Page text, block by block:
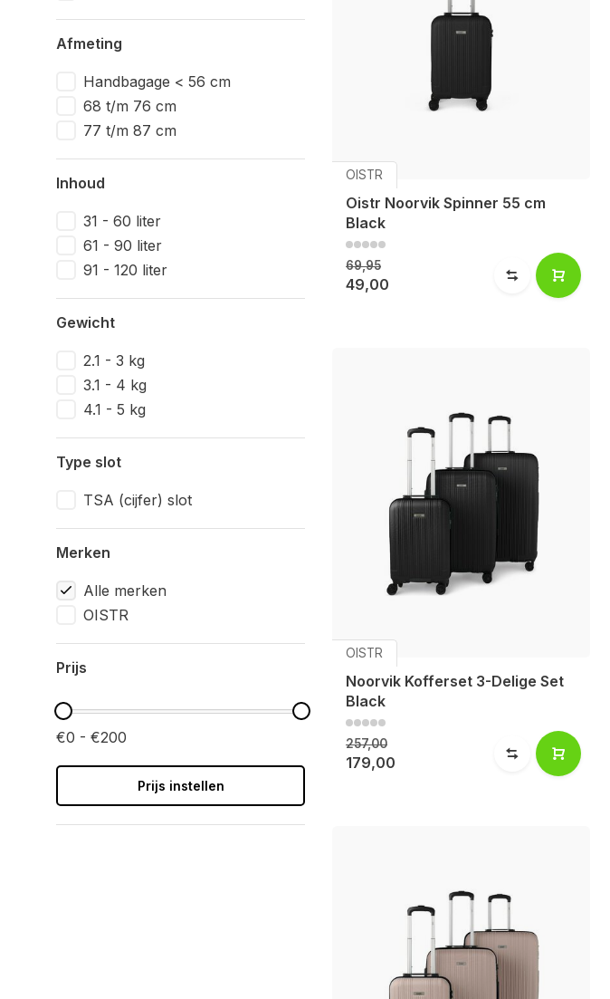
Afmeting
Handbagage < 56 cm
68 t/m 76 cm
77 t/m 87 cm
Inhoud
31 - 60 liter
61 - 90 liter
91 - 120 liter
Gewicht
2.1 - 3 kg
3.1 - 4 kg
4.1 - 5 kg
Type slot
TSA (cijfer) slot
Merken
Alle merken
OISTR
Prijs
€0 - €200
Prijs instellen
OISTR
Oistr Noorvik Spinner 55 cm
Black
69,95
49,00
OISTR
Noorvik Kofferset 3-Delige Set
Black
257,00
179,00